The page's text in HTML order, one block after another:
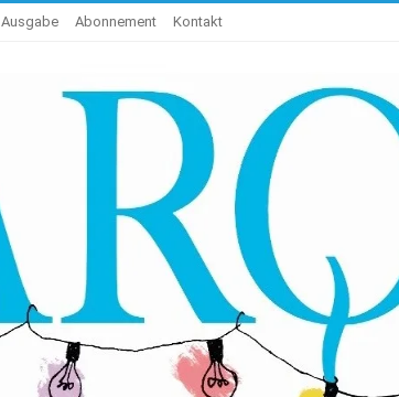
Abonnement Kontakt